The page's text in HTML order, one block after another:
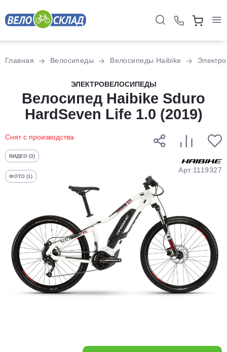
Главная Велосипеды Велосипеды Haibike
ЭЛЕКТРОВЕЛОСИПЕДЫ
Велосипед Haibike Sduro
HardSeven Life 1.0 (2019)
Снят с производства
ВИДЕО (3)
ФОТО (1)
Арт:1119327
Разбейте
оплатуна части
без переплат
График платежей
Добавляйте товары
в корзину
Оплачивайте сегодня только
выбранный способом